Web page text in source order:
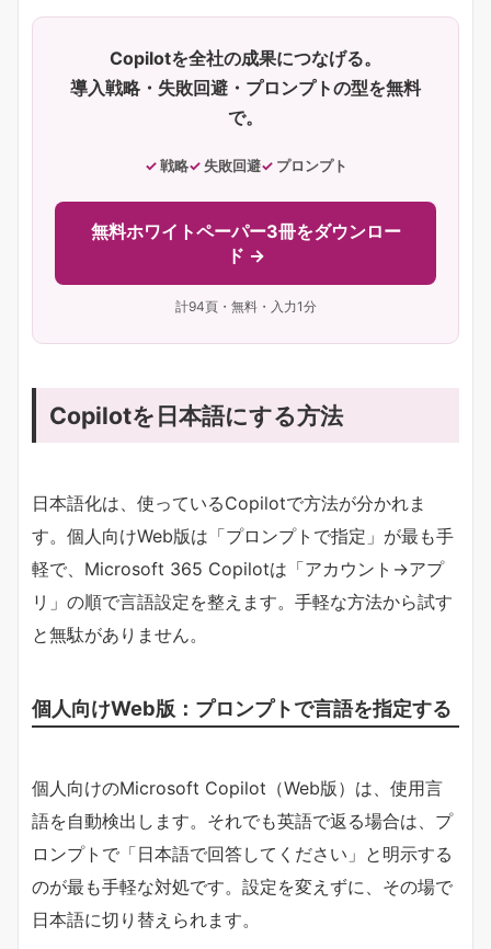
Copilotを全社の成果につなげる。
導入戦略・失敗回避・プロンプトの型を無料
で。
戦略 失敗回避 プロンプト
無料ホワイトペーパー3冊をダウンロー
ド →
計94頁・無料・入力1分
Copilotを日本語にする方法
日本語化は、使っているCopilotで方法が分かれま
す。個人向けWeb版は「プロンプトで指定」が最も手
軽で、Microsoft 365 Copilotは「アカウント→アプ
リ」の順で言語設定を整えます。手軽な方法から試す
と無駄がありません。
個人向けWeb版：プロンプトで言語を指定する
個人向けのMicrosoft Copilot（Web版）は、使用言
語を自動検出します。それでも英語で返る場合は、プ
ロンプトで「日本語で回答してください」と明示する
のが最も手軽な対処です。設定を変えずに、その場で
日本語に切り替えられます。